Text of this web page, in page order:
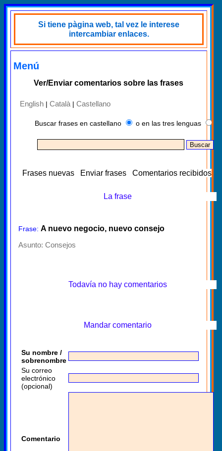
Si tiene pàgina web, tal vez le interese
intercambiar enlaces.
Menú
Ver/Enviar comentarios sobre las frases
English | Català | Castellano
Buscar frases en castellano o en las tres lenguas
Frases nuevas Enviar frases Comentarios recibidos
La frase
Frase: A nuevo negocio, nuevo consejo
Asunto: Consejos
Todavía no hay comentarios
Mandar comentario
Su nombre /
sobrenombre
Su correo
electrónico
(opcional)
Comentario